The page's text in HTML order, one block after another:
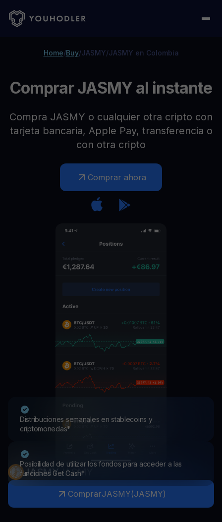
Home/Buy/JASMY/JASMY en Colombia
Comprar JASMY al instante
Compra JASMY o cualquier otra cripto con
tarjeta bancaria, Apple Pay, transferencia o
con otra cripto
Comprar ahora
Distribuciones semanales en stablecoins y
criptomonedas*
Posibilidad de utilizar los fondos para acceder a las
funciones Get Cash*
JASMYJASMY
ComprarJASMY(JASMY)